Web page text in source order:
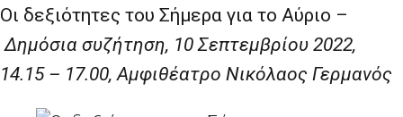
Οι δεξιότητες του Σήμερα για το Αύριο –
Δημόσια συζήτηση, 10 Σεπτεμβρίου 2022,
14.15 – 17.00, Αμφιθέατρο Νικόλαος Γερμανός